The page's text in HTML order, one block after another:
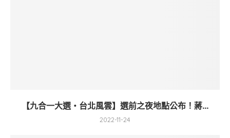
【九合一大選・台北風雲】選前之夜地點公布！蔣...
2022-11-24